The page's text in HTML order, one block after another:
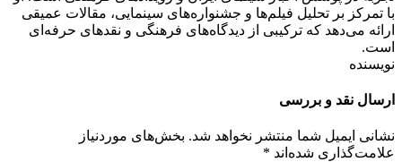
با تمرکز بر تحلیل فیلم‌ها و جشنواره‌های سینمایی، مقالات عمیقی
ارائه می‌دهد که ترکیبی از دیدگاه‌های فرهنگی و نقدهای حرفه‌ای
است.
نویسنده
ارسال نقد و بررسی
نشانی ایمیل شما منتشر نخواهد شد. بخش‌های موردنیاز
علامت‌گذاری شده‌اند *